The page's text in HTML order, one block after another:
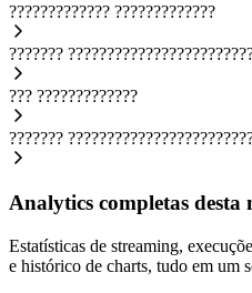
????????????? ?????????????
???????
??? ?????????????
???????
Analytics completas desta
Estatísticas de streaming,
e histórico de charts, tudo em um